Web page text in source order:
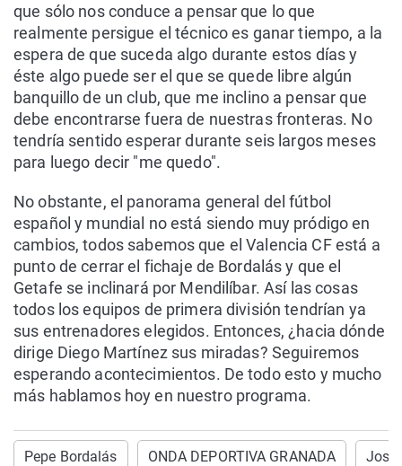
que sólo nos conduce a pensar que lo que
realmente persigue el técnico es ganar tiempo, a la
espera de que suceda algo durante estos días y
éste algo puede ser el que se quede libre algún
banquillo de un club, que me inclino a pensar que
debe encontrarse fuera de nuestras fronteras. No
tendría sentido esperar durante seis largos meses
para luego decir "me quedo".
No obstante, el panorama general del fútbol
español y mundial no está siendo muy pródigo en
cambios, todos sabemos que el Valencia CF está a
punto de cerrar el fichaje de Bordalás y que el
Getafe se inclinará por Mendilíbar. Así las cosas
todos los equipos de primera división tendrían ya
sus entrenadores elegidos. Entonces, ¿hacia dónde
dirige Diego Martínez sus miradas? Seguiremos
esperando acontecimientos. De todo esto y mucho
más hablamos hoy en nuestro programa.
Pepe Bordalás ONDA DEPORTIVA GRANADA José